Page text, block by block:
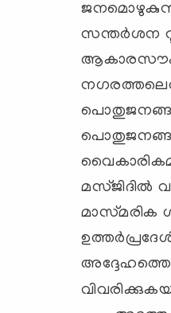
സന്തര്‍ശന
മസ്‌ജിദില്‍
മാസ്‌മരിക